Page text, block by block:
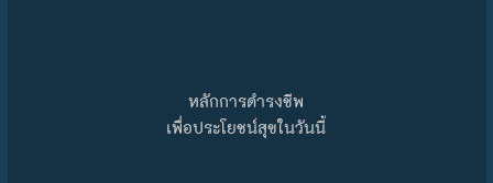
หลักการดำรงชีพ
เพื่อประโยชน์สุขในวันนี้